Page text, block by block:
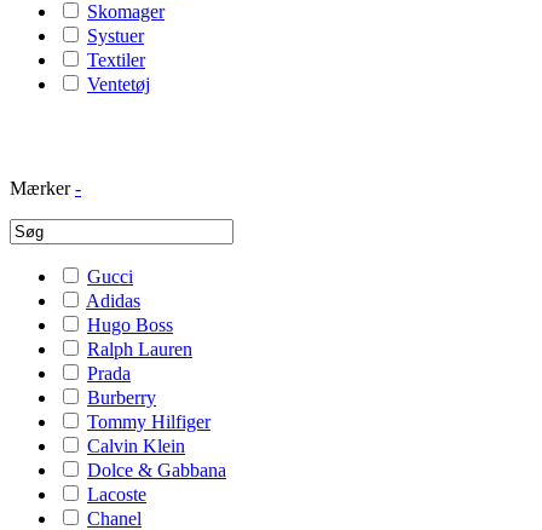
Skomager
Systuer
Textiler
Ventetøj
Mærker -
Gucci
Adidas
Hugo Boss
Ralph Lauren
Prada
Burberry
Tommy Hilfiger
Calvin Klein
Dolce & Gabbana
Lacoste
Chanel